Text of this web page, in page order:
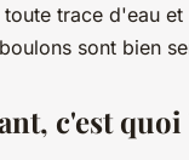
trace d'eau
sont bien
c'est quoi